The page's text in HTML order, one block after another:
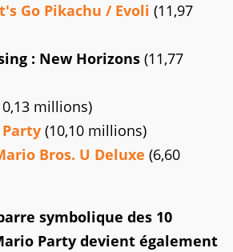
Go Pikachu / Evoli (11,97
: New Horizons (11,77
millions)
(10,10 millions)
Bros. U Deluxe (6,60
symbolique des 10
Party devient également